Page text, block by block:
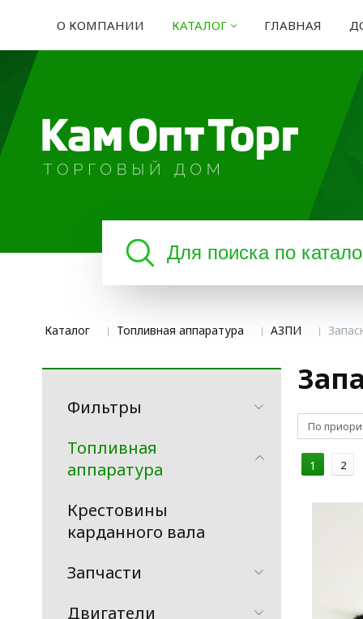
О КОМПАНИИ КАТАЛОГ ГЛАВНАЯ
Каталог Топливная аппаратура АЗПИ
Фильтры
Топливная
аппаратура
Крестовины
карданного вала
Запчасти
Двигатели
По
1 2